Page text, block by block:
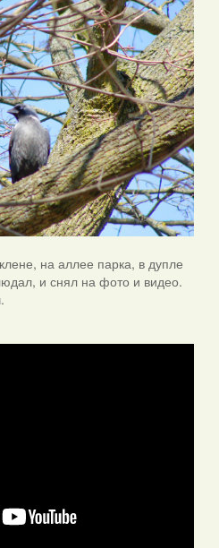
на аллее парка, в дупле
и снял на фото и видео.